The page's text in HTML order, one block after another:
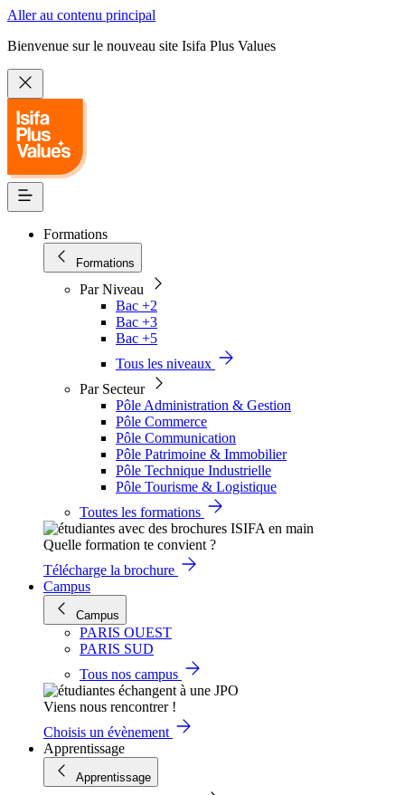
Aller au contenu principal
Bienvenue sur le nouveau site Isifa Plus Values
Formations
Formations
Par Niveau
Bac +2
Bac +3
Bac +5
Tous les niveaux
Par Secteur
Pôle Administration & Gestion
Pôle Commerce
Pôle Communication
Pôle Patrimoine & Immobilier
Pôle Technique Industrielle
Pôle Tourisme & Logistique
Toutes les formations
Quelle formation te convient ?
Télécharge la brochure
Campus
Campus
PARIS OUEST
PARIS SUD
Tous nos campus
Viens nous rencontrer !
Choisis un évènement
Apprentissage
Apprentissage